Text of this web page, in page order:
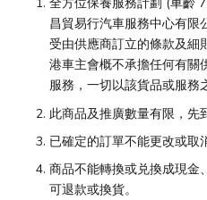
全方位保養服務計劃 (車齡
昌貿易行汽車服務中心有限
受由供應商訂立的條款及細
港車主會概不承擔任何有關
服務，一切以該貨品或服務
此商品及推廣數量有限，先
已確定的訂單不能更改或取
商品不能轉換或兑換成現金
可退款或換貨。